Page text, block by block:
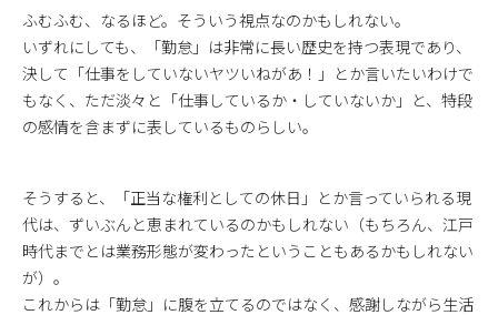
ふむふむ、なるほど。そういう視点なのかもしれない。
いずれにしても、「勤怠」は非常に長い歴史を持つ表現であり、
決して「仕事をしていないヤツいねがあ！」とか言いたいわけで
もなく、ただ淡々と「仕事しているか・していないか」と、特段
の感情を含まずに表しているものらしい。
そうすると、「正当な権利としての休日」とか言っていられる現
代は、ずいぶんと恵まれているのかもしれない（もちろん、江戸
時代までとは業務形態が変わったということもあるかもしれない
が）。
これからは「勤怠」に腹を立てるのではなく、感謝しながら生活